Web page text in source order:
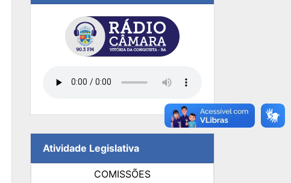
Atividade Legislativa
COMISSÕES